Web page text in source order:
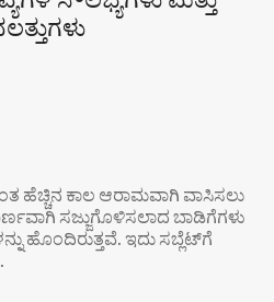
ಹೆಚ್ಚಿನ ಕಾಲ ಆರಾಮವಾಗಿ ವಾಸಿಸಲು
ಸಜ್ಜುಗೊಳಿಸಲಾದ ಬಾಡಿಗೆಗಳು
ಹೊಂದಿರುತ್ತವೆ. ಇದು ಸಬ್ಲೆಟ್‌ಗೆ